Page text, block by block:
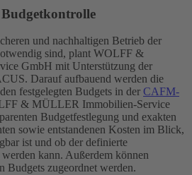
und nachhaltigen Betrieb der
sind, plant WOLFF &
GmbH mit Unterstützung der
Darauf aufbauend werden die
festgelegten Budgets in der CAFM-
& MÜLLER Immobilien-Service
Budgetfestlegung und exakten
sowie entstandenen Kosten im Blick,
ist und ob der definierte
kann. Außerdem können
Budgets zugeordnet werden.